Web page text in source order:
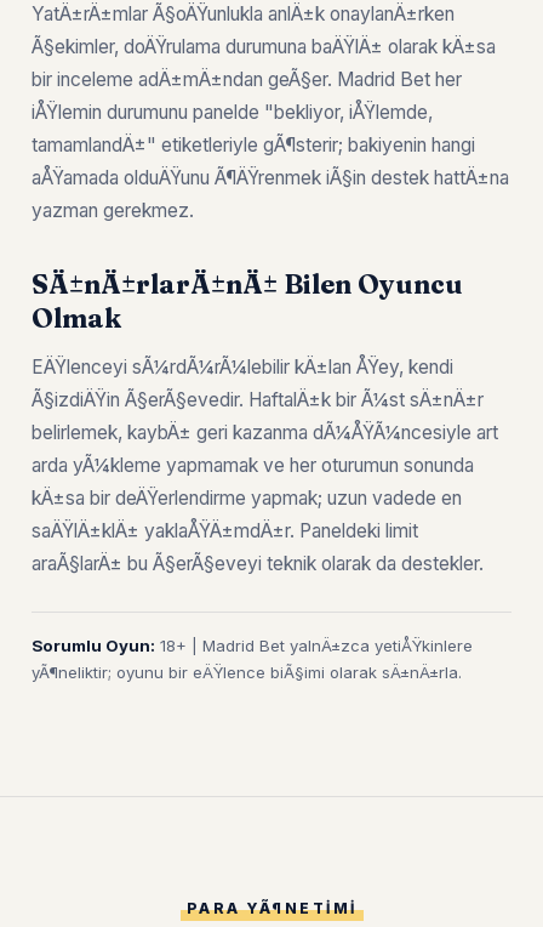
YatÄ±rÄ±mlar Ã§oÄŸunlukla anlÄ±k onaylanÄ±rken
Ã§ekimler, doÄŸrulama durumuna baÄŸlÄ± olarak kÄ±sa
bir inceleme adÄ±mÄ±ndan geÃ§er. Madrid Bet her
iÅŸlemin durumunu panelde "bekliyor, iÅŸlemde,
tamamlandÄ±" etiketleriyle gÃ¶sterir; bakiyenin hangi
aÅŸamada olduÄŸunu Ã¶ÄŸrenmek iÃ§in destek hattÄ±na
yazman gerekmez.
SÄ±nÄ±rlarÄ±nÄ± Bilen Oyuncu
Olmak
EÄŸlenceyi sÃ¼rdÃ¼rÃ¼lebilir kÄ±lan ÅŸey, kendi
Ã§izdiÄŸin Ã§erÃ§evedir. HaftalÄ±k bir Ã¼st sÄ±nÄ±r
belirlemek, kaybÄ± geri kazanma dÃ¼ÅŸÃ¼ncesiyle art
arda yÃ¼kleme yapmamak ve her oturumun sonunda
kÄ±sa bir deÄŸerlendirme yapmak; uzun vadede en
saÄŸlÄ±klÄ± yaklaÅŸÄ±mdÄ±r. Paneldeki limit
araÃ§larÄ± bu Ã§erÃ§eveyi teknik olarak da destekler.
Sorumlu Oyun: 18+ | Madrid Bet yalnÄ±zca yetiÅŸkinlere
yÃ¶neliktir; oyunu bir eÄŸlence biÃ§imi olarak sÄ±nÄ±rla.
PARA YÃ¶NETIMI